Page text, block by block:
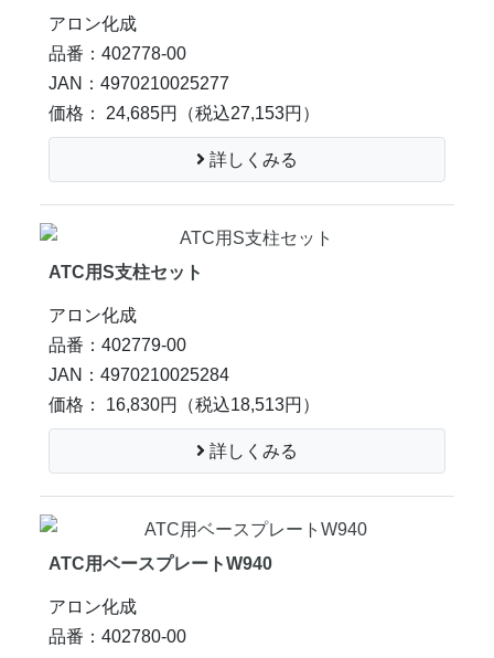
アロン化成
品番：402778-00
JAN：4970210025277
価格： 24,685円
（税込27,153円）
詳しくみる
ATC用S支柱セット
アロン化成
品番：402779-00
JAN：4970210025284
価格： 16,830円
（税込18,513円）
詳しくみる
ATC用ベースプレートW940
アロン化成
品番：402780-00